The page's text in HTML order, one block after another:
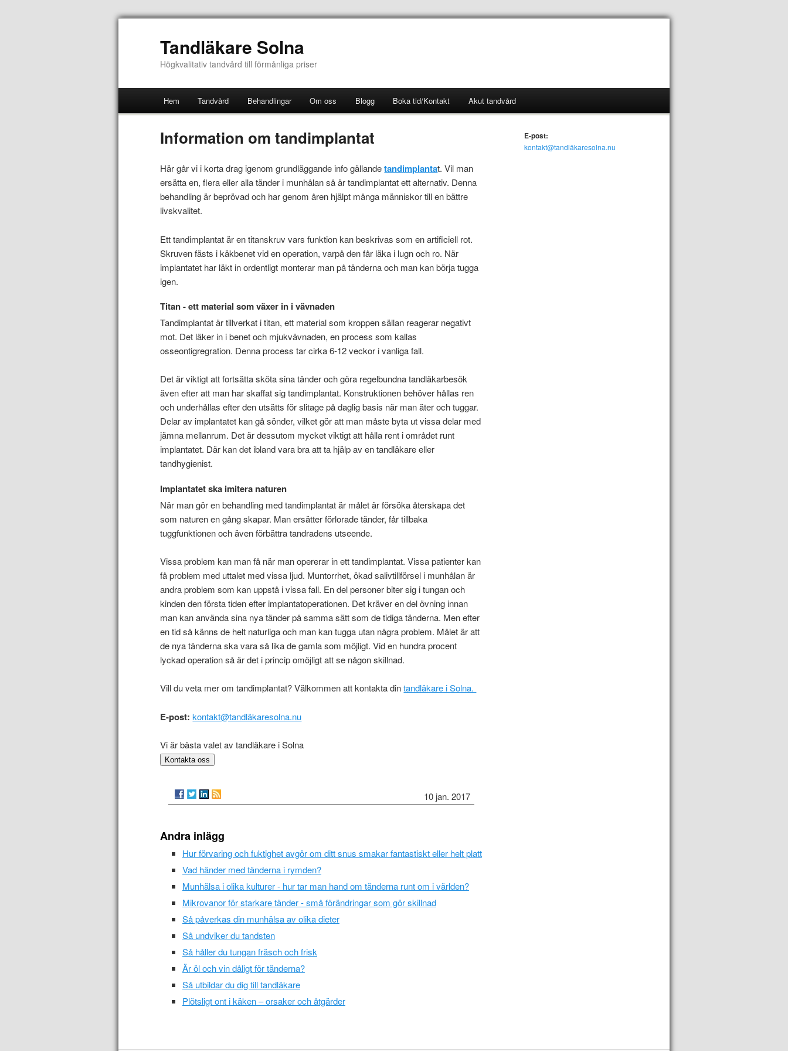
Tandläkare Solna
Högkvalitativ tandvård till förmånliga priser
Hem Tandvård Behandlingar Om oss Blogg Boka tid/Kontakt Akut tandvård
Information om tandimplantat
Här går vi i korta drag igenom grundläggande info gällandetandimplantat. Vil man
ersätta en, flera eller alla tänder i munhålan så är tandimplantat ett alternativ. Denna
behandling är beprövad och har genom åren hjälpt många människor till en bättre
livskvalitet.
Ett tandimplantat är en titanskruv vars funktion kan beskrivas som en artificiell rot.
Skruven fästs i käkbenet vid en operation, varpå den får läka i lugn och ro. När
implantatet har läkt in ordentligt monterar man på tänderna och man kan börja tugga
igen.
Titan - ett material som växer in i vävnaden
Tandimplantat är tillverkat i titan, ett material som kroppen sällan reagerar negativt
mot. Det läker in i benet och mjukvävnaden, en process som kallas
osseontigregration. Denna process tar cirka 6-12 veckor i vanliga fall.
Det är viktigt att fortsätta sköta sina tänder och göra regelbundna tandläkarbesök
även efter att man har skaffat sig tandimplantat. Konstruktionen behöver hållas ren
och underhållas efter den utsätts för slitage på daglig basis när man äter och tuggar.
Delar av implantatet kan gå sönder, vilket gör att man måste byta ut vissa delar med
jämna mellanrum. Det är dessutom mycket viktigt att hålla rent i området runt
implantatet. Där kan det ibland vara bra att ta hjälp av en tandläkare eller
tandhygienist.
Implantatet ska imitera naturen
När man gör en behandling med tandimplantat är målet är försöka återskapa det
som naturen en gång skapar. Man ersätter förlorade tänder, får tillbaka
tuggfunktionen och även förbättra tandradens utseende.
Vissa problem kan man få när man opererar in ett tandimplantat. Vissa patienter kan
få problem med uttalet med vissa ljud. Muntorrhet, ökad salivtillförsel i munhålan är
andra problem som kan uppstå i vissa fall. En del personer biter sig i tungan och
kinden den första tiden efter implantatoperationen. Det kräver en del övning innan
man kan använda sina nya tänder på samma sätt som de tidiga tänderna. Men efter
en tid så känns de helt naturliga och man kan tugga utan några problem. Målet är att
de nya tänderna ska vara så lika de gamla som möjligt. Vid en hundra procent
lyckad operation så är det i princip omöjligt att se någon skillnad.
Vill du veta mer om tandimplantat? Välkommen att kontakta dintandläkare i Solna.
E-post:kontakt@tandläkaresolna.nu
Vi är bästa valet av tandläkare i Solna
Kontakta oss
10 jan. 2017
Andra inlägg
Hur förvaring och fuktighet avgör om ditt snus smakar fantastiskt eller helt platt
Vad händer med tänderna i rymden?
Munhälsa i olika kulturer - hur tar man hand om tänderna runt om i världen?
Mikrovanor för starkare tänder - små förändringar som gör skillnad
Så påverkas din munhälsa av olika dieter
Så undviker du tandsten
Så håller du tungan fräsch och frisk
Är öl och vin dåligt för tänderna?
Så utbildar du dig till tandläkare
Plötsligt ont i käken – orsaker och åtgärder
E-post:
kontakt@tandläkaresolna.nu